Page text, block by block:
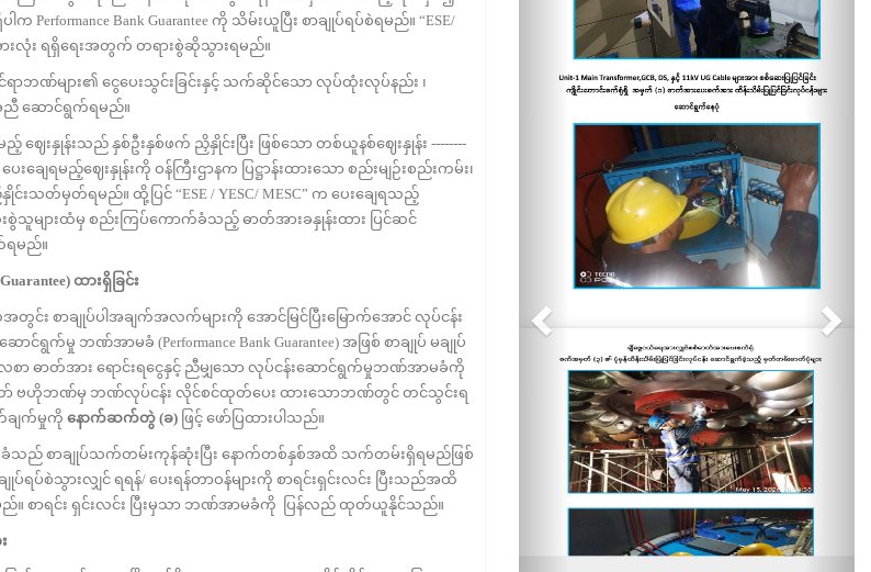
Bank Guarantee ကို သိမ်းယူပြီး စာချုပ်ရပ်စဲရမည်။ “ESE/
အားလုံး ရရှိရေးအတွက် တရားစွဲဆိုသွားရမည်။
များ၏ ငွေပေးသွင်းခြင်းနှင့် သက်ဆိုင်သော လုပ်ထုံးလုပ်နည်း ၊
အညီ ဆောင်ရွက်ရမည်။
န်းသည် နှစ်ဦးနှစ်ဖက် ညှိနှိုင်းပြီး ဖြစ်သော တစ်ယူနစ်ဈေးနှုန်း --------
ျေရမည့်ဈေးနှုန်းကို ဝန်ကြီးဌာနက ပြဋ္ဌာန်းထားသော စည်းမျဉ်းစည်းကမ်း၊
တ်မှတ်ရမည်။ ထို့ပြင် “ESE / YESC/ MESC” က ပေးချေရသည့်
များထံမှ စည်းကြပ်ကောက်ခံသည့် ဓာတ်အားခနှုန်းထား ပြင်ဆင်
ရမည်။
ထားရှိခြင်း
ာချုပ်ပါအချက်အလက်များကို အောင်မြင်ပြီးမြောက်အောင် လုပ်ငန်း
က်မှု ဘဏ်အာမခံ (Performance Bank Guarantee) အဖြစ် စာချုပ် မချုပ်
စာ ဓာတ်အား ရောင်းရငွေနှင့် ညီမျှသော လုပ်ငန်းဆောင်ရွက်မှုဘဏ်အာမခံကို
ော် ဗဟိုဘဏ်မှ ဘဏ်လုပ်ငန်း လိုင်စင်ထုတ်ပေး ထားသောဘဏ်တွင် တင်သွင်းရ
က်ချက်မှုကို နောက်ဆက်တွဲ (ခ) ဖြင့် ဖော်ပြထားပါသည်။
စာချုပ်သက်တမ်းကုန်ဆုံးပြီး နောက်တစ်နှစ်အထိ သက်တမ်းရှိရမည်ဖြစ်
ရပ်စဲသွားလျှင် ရရန်/ ပေးရန်တာဝန်များကို စာရင်းရှင်းလင်း ပြီးသည်အထိ
စာရင်း ရှင်းလင်း ပြီးမှသာ ဘဏ်အာမခံကို ပြန်လည် ထုတ်ယူနိုင်သည်။